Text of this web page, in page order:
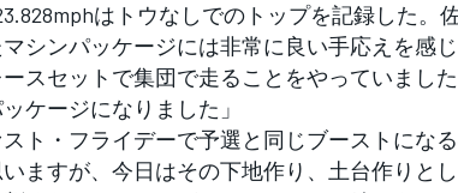
はトウなしでのトップを記録した。
シンパッケージには非常に良い手応えを感
ースセットで集団で走ることをやっていまし
ケージになりました」
スト・フライデーで予選と同じブーストにな
いますが、今日はその下地作り、土台作りと